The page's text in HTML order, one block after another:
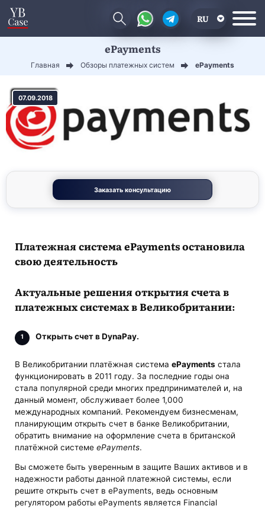
RU
ePayments
Главная Обзоры платежных систем ePayments
07.09.2018
Заказать консультацию
Платежная система ePayments остановила
свою деятельность
Актуальные решения открытия счета в
платежных системах в Великобритании:
Открыть счет в DynaPay.
В Великобритании платёжная системаePayments стала
функционировать в 2011 году. За последние годы она
стала популярной среди многих предпринимателей и, на
данный момент, обслуживает более 1,000
международных компаний. Рекомендуем бизнесменам,
планирующим открыть счет в банке Великобритании,
обратить внимание на оформление счета в британской
платёжной системеePayments.
Вы сможете быть уверенным в защите Ваших активов и в
надежности работы данной платежной системы, если
решите открыть счет в ePayments, ведь основным
регулятором работы ePayments является Financial